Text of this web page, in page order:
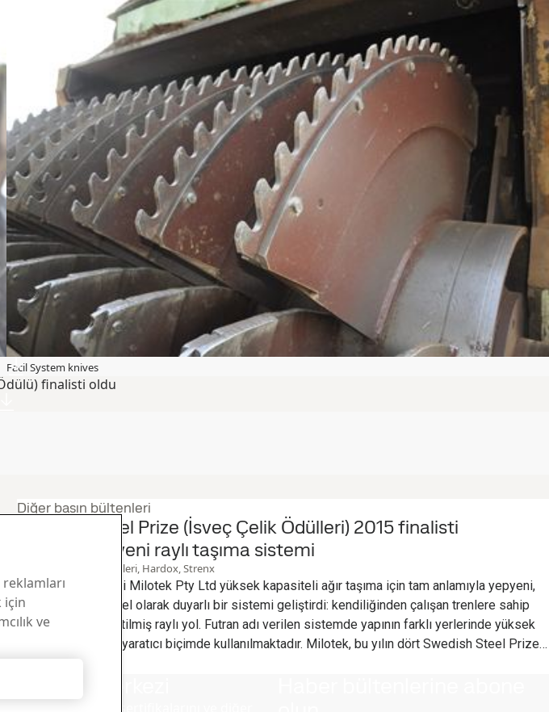
Facil System knives
Ödülü) finalisti oldu
Diğer basın bültenleri
Swedish Steel Prize (İsveç Çelik Ödülleri) 2015 finalisti
Milotek’ten yeni raylı taşıma sistemi
İsveç Çelik Ödülleri, Hardox, Strenx
Güney Afrika şirketi Milotek Pty Ltd yüksek kapasiteli ağır taşıma için tam anlamıyla yepyeni,
yenilikçi ve çevresel olarak duyarlı bir sistemi geliştirdi: kendiliğinden çalışan trenlere sahip
modüler bir yükseltilmiş raylı yol. Futran adı verilen sistemde yapının farklı yerlerinde yüksek
mukavemetli çelik yaratıcı biçimde kullanılmaktadır. Milotek, bu yılın dört Swedish Steel Prize
finalistinden biri.
için
ve